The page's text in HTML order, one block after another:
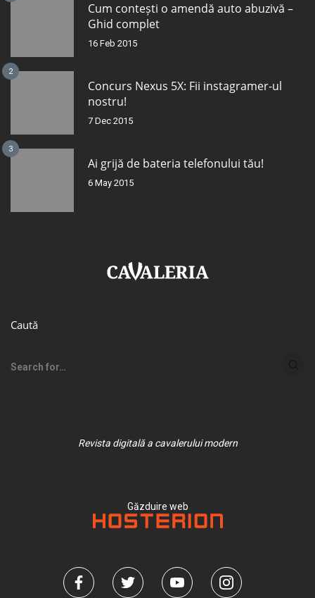
Cum contești o amendă auto abuzivă –
Ghid complet
16 Feb 2015
2
Concurs Nexus 5X: Fii instagramer-ul
nostru!
7 Dec 2015
3
Ai grijă de bateria telefonului tău!
6 May 2015
Caută
Revista digitală a cavalerului modern
Găzduire web